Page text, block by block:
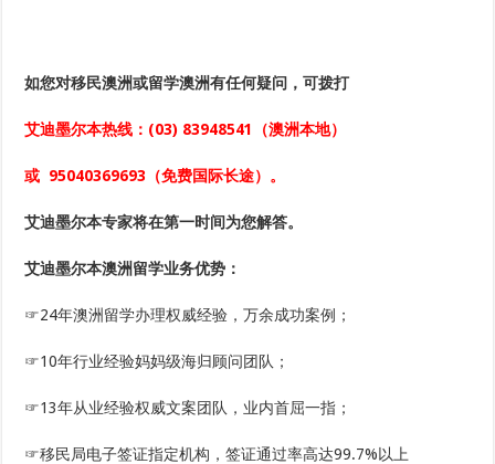
如您对移民澳洲或留学澳洲有任何疑问，可拨打
艾迪墨尔本热线： (03) 83948541 （澳洲本地）
或 95040369693 （免费国际长途）。
艾迪墨尔本专家将在第一时间为您解答。
艾迪墨尔本澳洲留学业务优势：
☞24年澳洲留学办理权威经验，万余成功案例；
☞10年行业经验妈妈级海归顾问团队；
☞13年从业经验权威文案团队，业内首屈一指；
☞移民局电子签证指定机构，签证通过率高达99.7%以上